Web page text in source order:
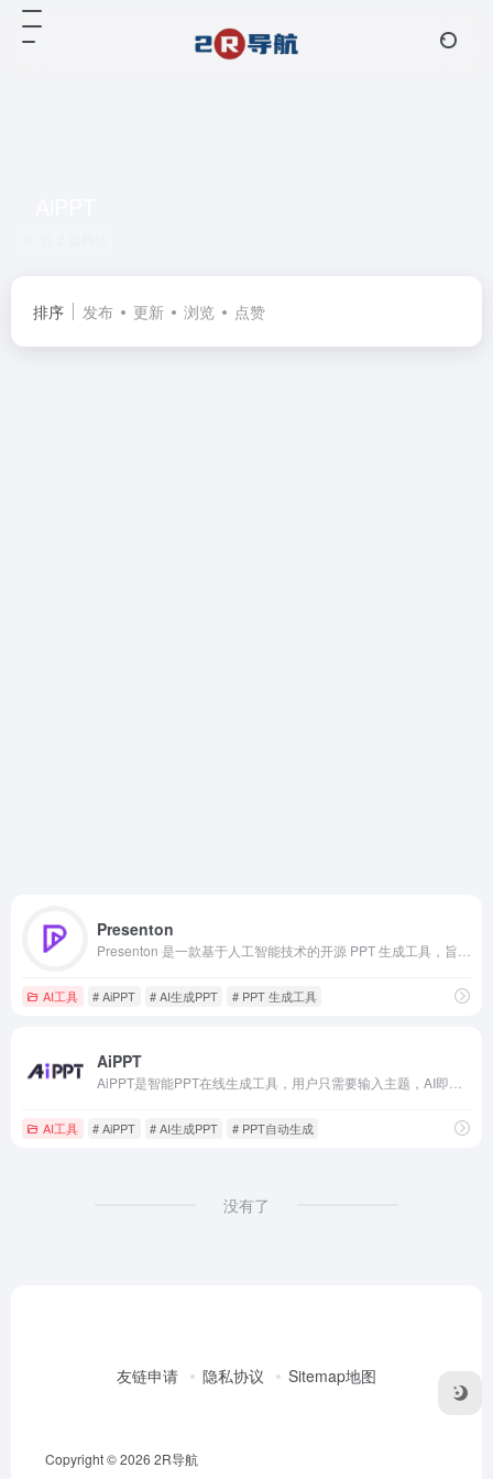
排序 发布 更新 浏览 点赞
Presenton
AI工具 # AiPPT # AI生成PPT # PPT 生成工具
AiPPT
AI工具 # AiPPT # AI生成PPT # PPT自动生成
没有了
友链申请 隐私协议 Sitemap地图
Copyright © 2026 2R导航